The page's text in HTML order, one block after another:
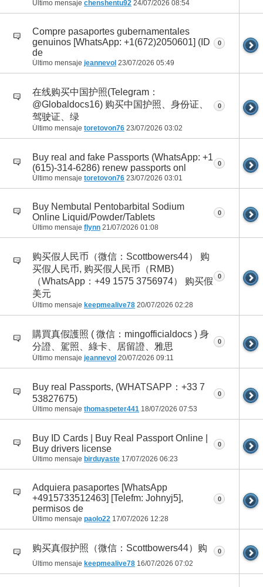
Último mensaje chenshentu92 24/07/2026 08:54
Compre pasaportes gubernamentales
genuinos [WhatsApp: +1(672)2050601] (ID
de
Último mensaje jeannevol 23/07/2026 05:49
0
在线购买中国护照(Telegram：
@Globaldocs16) 购买中国护照、身份证、
驾驶证、绿
Último mensaje toretovon76 23/07/2026 03:02
0
Buy real and fake Passports (WhatsApp: +1
(615)-314-6286) renew passports onl
Último mensaje toretovon76 23/07/2026 03:01
0
Buy Nembutal Pentobarbital Sodium
Online Liquid/Powder/Tablets
Último mensaje flynn 21/07/2026 01:08
0
购买假人民币（微信：Scottbowers44） 购
买假人民币, 购买假人民币（RMB)
（WhatsApp：+49 1575 3756974） 购买假
美元
Último mensaje keepmealive78 20/07/2026 02:28
0
購買真假護照 ( 微信：mingofficialdocs ) 身
分證、駕照、綠卡、居留證、雅思
Último mensaje jeannevol 20/07/2026 09:11
0
Buy real Passports, (WHATSAPP：+33 7
53827675)
Último mensaje thomaspeter441 18/07/2026 07:53
0
Buy ID Cards | Buy Real Passport Online |
Buy drivers license
Último mensaje birduyaste 17/07/2026 06:23
0
Adquiera pasaportes [WhatsApp
+4915733512463] [Telefm: Johnyj5],
permisos de
Último mensaje paolo22 17/07/2026 12:28
0
购买真假护照（微信：Scottbowers44）购
Último mensaje keepmealive78 16/07/2026 07:02
0